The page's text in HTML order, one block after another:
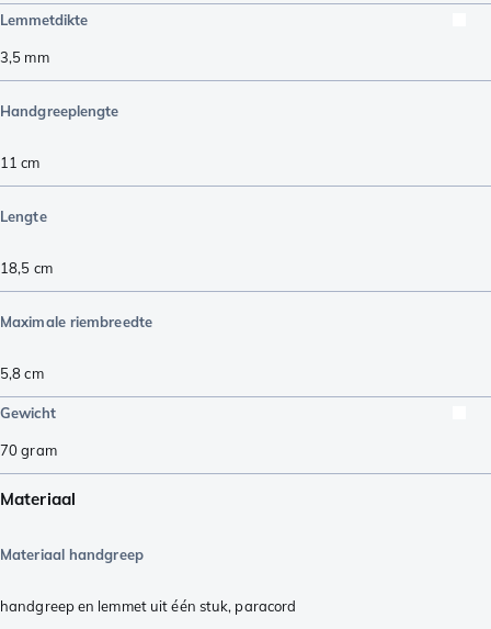
Lemmetdikte
3,5 mm
Handgreeplengte
11 cm
Lengte
18,5 cm
Maximale riembreedte
5,8cm
Gewicht
70gram
Materiaal
Materiaal handgreep
handgreep en lemmet uit één stuk, paracord